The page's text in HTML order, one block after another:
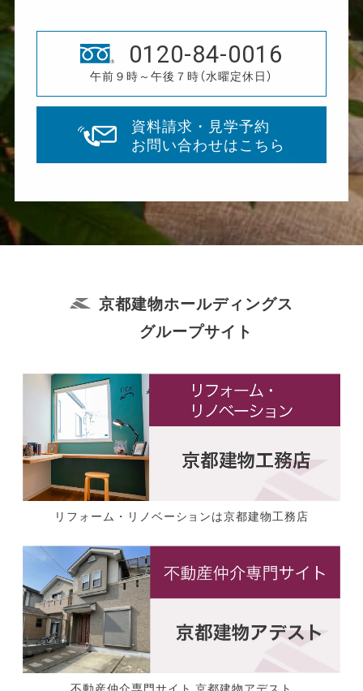
0120-84-0016
午前９時～午後７時（水曜定休日）
資料請求・見学予約
お問い合わせはこちら
京都建物ホールディングス
グループサイト
リフォーム・リノベーションは京都建物工務店